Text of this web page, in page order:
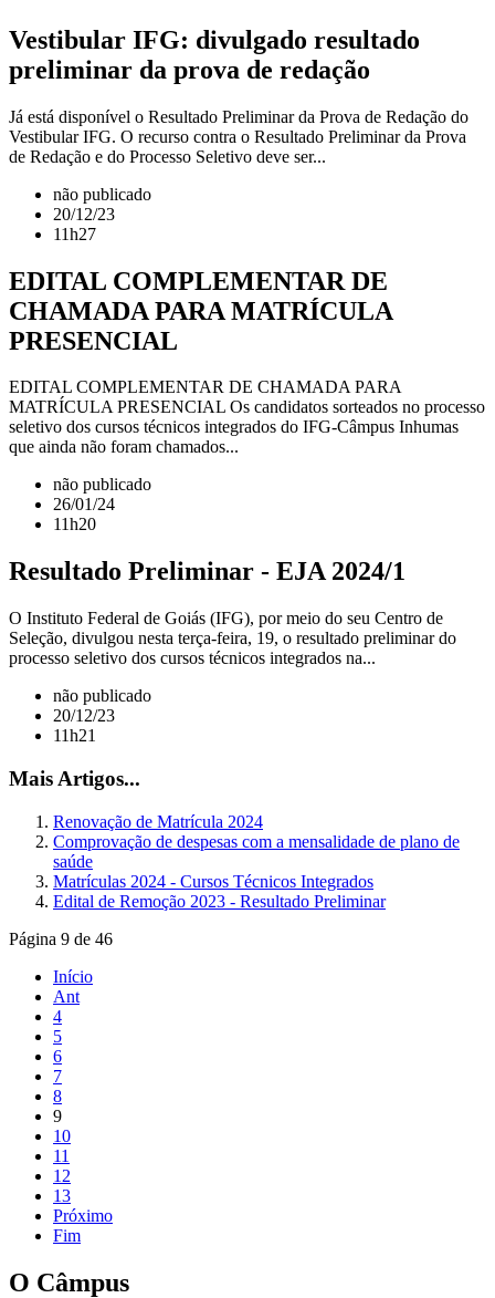
Vestibular IFG: divulgado resultado
preliminar da prova de redação
Já está disponível o Resultado Preliminar da Prova de Redação do
Vestibular IFG. O recurso contra o Resultado Preliminar da Prova
de Redação e do Processo Seletivo deve ser...
não publicado
20/12/23
11h27
EDITAL COMPLEMENTAR DE
CHAMADA PARA MATRÍCULA
PRESENCIAL
EDITAL COMPLEMENTAR DE CHAMADA PARA
MATRÍCULA PRESENCIAL Os candidatos sorteados no processo
seletivo dos cursos técnicos integrados do IFG-Câmpus Inhumas
que ainda não foram chamados...
não publicado
26/01/24
11h20
Resultado Preliminar - EJA 2024/1
O Instituto Federal de Goiás (IFG), por meio do seu Centro de
Seleção, divulgou nesta terça-feira, 19, o resultado preliminar do
processo seletivo dos cursos técnicos integrados na...
não publicado
20/12/23
11h21
Mais Artigos...
Renovação de Matrícula 2024
Comprovação de despesas com a mensalidade de plano de
saúde
Matrículas 2024 - Cursos Técnicos Integrados
Edital de Remoção 2023 - Resultado Preliminar
Página 9 de 46
Início
Ant
4
5
6
7
8
9
10
11
12
13
Próximo
Fim
O Câmpus